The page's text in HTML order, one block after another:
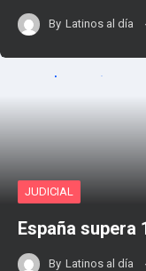
By Latinos al día
JUDICIAL
España supera
By Latinos al día